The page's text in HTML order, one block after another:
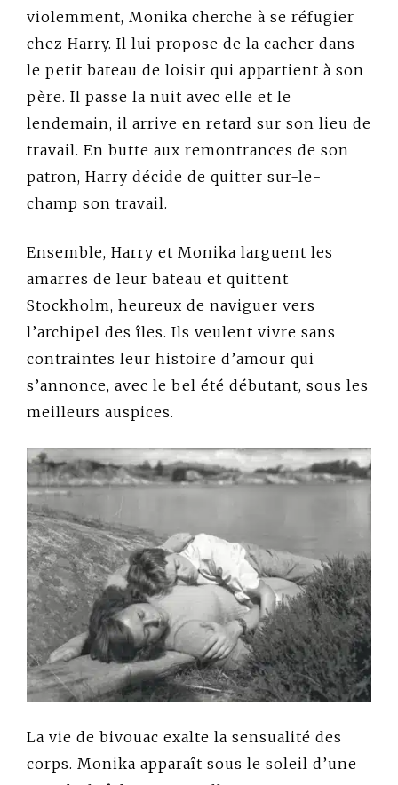
violemment, Monika cherche à se réfugier
chez Harry. Il lui propose de la cacher dans
le petit bateau de loisir qui appartient à son
père. Il passe la nuit avec elle et le
lendemain, il arrive en retard sur son lieu de
travail. En butte aux remontrances de son
patron, Harry décide de quitter sur-le-
champ son travail.
Ensemble, Harry et Monika larguent les
amarres de leur bateau et quittent
Stockholm, heureux de naviguer vers
l’archipel des îles. Ils veulent vivre sans
contraintes leur histoire d’amour qui
s’annonce, avec le bel été débutant, sous les
meilleurs auspices.
La vie de bivouac exalte la sensualité des
corps. Monika apparaît sous le soleil d’une